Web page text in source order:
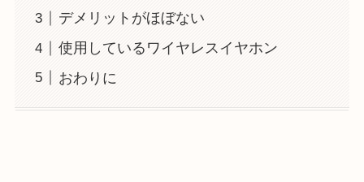
デメリットがほぼない
使用しているワイヤレスイヤホン
おわりに